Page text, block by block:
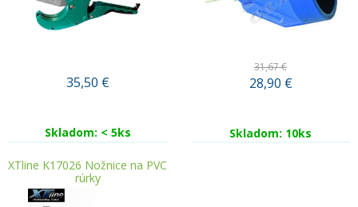
35,50 €
Skladom: < 5ks
31,67 €
28,90 €
Skladom: 10ks
XTline K17026 Nožnice na PVC
rúrky